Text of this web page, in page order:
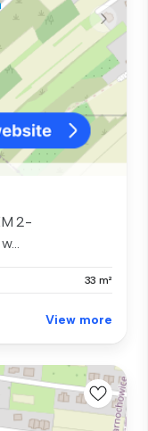
2-
33 m²
View more